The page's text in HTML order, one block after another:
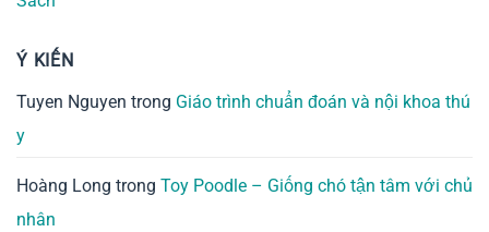
Ý KIẾN
Tuyen Nguyen trong Giáo trình chuẩn đoán và nội khoa thú
y
Hoàng Long trong Toy Poodle – Giống chó tận tâm với chủ
nhân